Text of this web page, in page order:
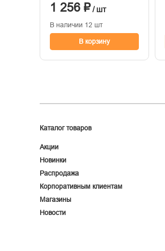
магнитный, 800 мм
1 256 ₽ / шт
В наличии 12 шт
В корзину
Каталог товаров
Акции
Новинки
Распродажа
Корпоративным клиентам
Магазины
Новости